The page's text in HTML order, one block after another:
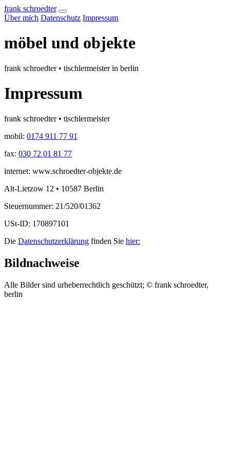
frank schroedter
Über mich Datenschutz Impressum
möbel und objekte
frank schroedter • tischlermeister in berlin
Impressum
frank schroedter • tischlermeister
mobil: 0174 911 77 91
fax: 030 72 01 81 77
internet: www.schroedter-objekte.de
Alt-Lietzow 12 • 10587 Berlin
Steuernummer: 21/520/01362
USt-ID: 170897101
Die Datenschutzerklärung finden Sie hier:
Bildnachweise
Alle Bilder sind urheberrechtlich geschützt; © frank schroedter,
berlin